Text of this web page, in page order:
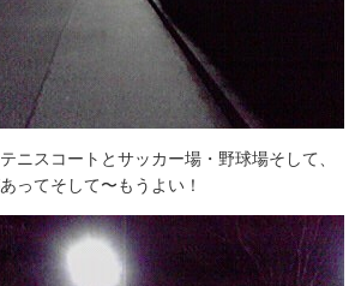
ニスコートとサッカー場・野球場そして、
ってそして〜もうよい！